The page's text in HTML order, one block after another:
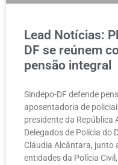
Lead Notícias:
DF se reúnem
pensão integral
Sindepo-DF defende
aposentadoria de
presidente da República
Delegados de Polícia do
Cláudia Alcântara, junto
entidades da Polícia